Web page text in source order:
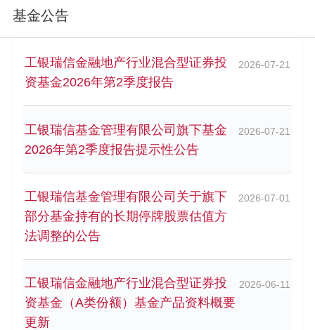
基金公告
工银瑞信金融地产行业混合型证券投
资基金2026年第2季度报告
2026-07-21
工银瑞信基金管理有限公司旗下基金
2026年第2季度报告提示性公告
2026-07-21
工银瑞信基金管理有限公司关于旗下
部分基金持有的长期停牌股票估值方
法调整的公告
2026-07-01
工银瑞信金融地产行业混合型证券投
资基金（A类份额）基金产品资料概要
更新
2026-06-11